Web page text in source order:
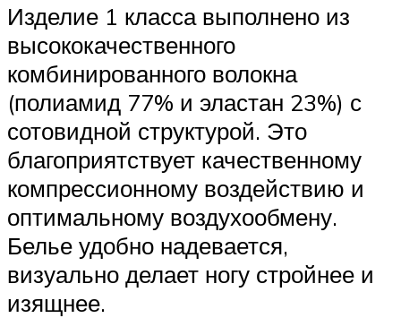
Изделие 1 класса выполнено из
высококачественного
комбинированного волокна
(полиамид 77% и эластан 23%) с
сотовидной структурой. Это
благоприятствует качественному
компрессионному воздействию и
оптимальному воздухообмену.
Белье удобно надевается,
визуально делает ногу стройнее и
изящнее.